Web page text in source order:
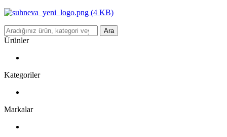
Ara
Ürünler
Kategoriler
Markalar